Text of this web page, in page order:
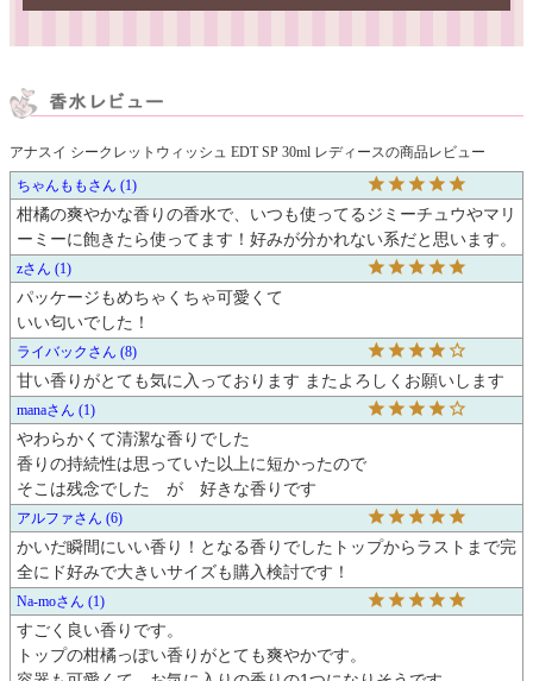
アナスイ シークレットウィッシュ EDT SP 30ml レディースの商品レビュー
ちゃんもも
1
柑橘の爽やかな香りの香水で、いつも使ってるジミーチュウやマリ
ーミーに飽きたら使ってます！好みが分かれない系だと思います。
z 1
パッケージもめちゃくちゃ可愛くて
いい匂いでした！
ライバック 8
甘い香りがとても気に入っております またよろしくお願いします
mana 1
やわらかくて清潔な香りでした
香りの持続性は思っていた以上に短かったので
そこは残念でした　が　好きな香りです
アルファ 6
かいだ瞬間にいい香り！となる香りでしたトップからラストまで完
全にド好みで大きいサイズも購入検討です！
Na-mo 1
すごく良い香りです。
トップの柑橘っぽい香りがとても爽やかです。